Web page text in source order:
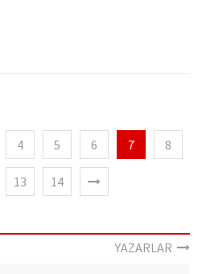
4 5 6 7 8
13 14
YAZARLAR